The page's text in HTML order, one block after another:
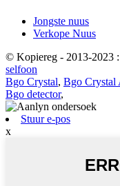
Jongste nuus
Verkope Nuus
© Kopiereg - 2013-2023
selfoon
Bgo Crystal, Bgo Crystal
Bgo detector,
Stuur e-pos
x